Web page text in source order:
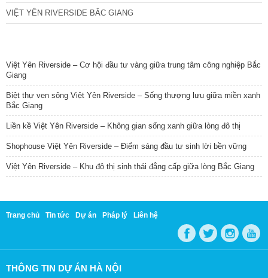
VIỆT YÊN RIVERSIDE BẮC GIANG
Việt Yên Riverside – Cơ hội đầu tư vàng giữa trung tâm công nghiệp Bắc
Giang
Biệt thự ven sông Việt Yên Riverside – Sống thượng lưu giữa miền xanh
Bắc Giang
Liền kề Việt Yên Riverside – Không gian sống xanh giữa lòng đô thị
Shophouse Việt Yên Riverside – Điểm sáng đầu tư sinh lời bền vững
Việt Yên Riverside – Khu đô thị sinh thái đẳng cấp giữa lòng Bắc Giang
Trang chủ Tin tức Dự án Pháp lý Liên hệ
THÔNG TIN DỰ ÁN HÀ NỘI